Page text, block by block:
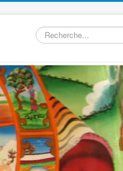
Rechercher